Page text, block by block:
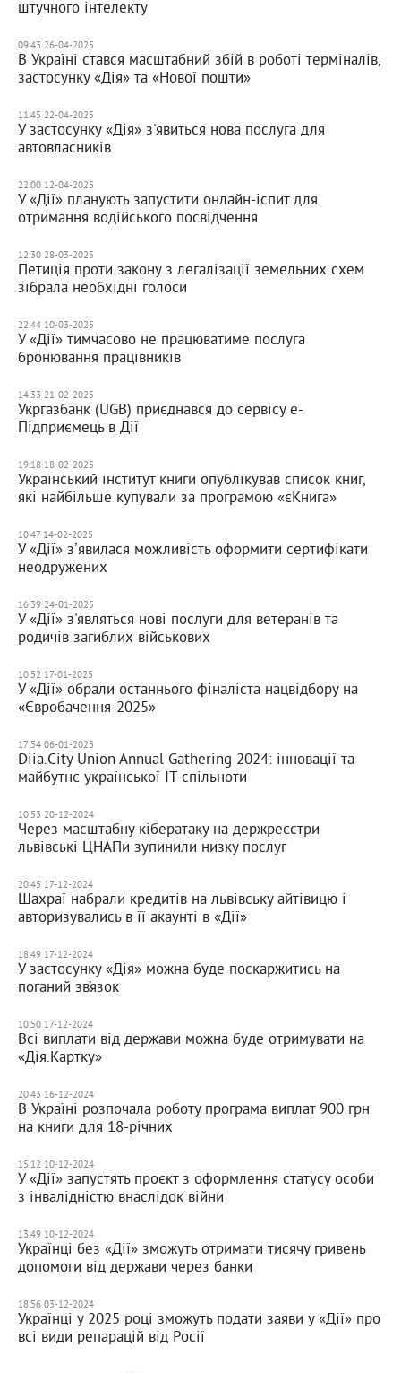
штучного інтелекту
09:43 26-04-2025
В Україні стався масштабний збій в роботі терміналів,
застосунку «Дія» та «Нової пошти»
11:45 22-04-2025
У застосунку «Дія» з'явиться нова послуга для
автовласників
22:00 12-04-2025
У «Дії» планують запустити онлайн-іспит для
отримання водійського посвідчення
12:30 28-03-2025
Петиція проти закону з легалізації земельних схем
зібрала необхідні голоси
22:44 10-03-2025
У «Дії» тимчасово не працюватиме послуга
бронювання працівників
14:33 21-02-2025
Укргазбанк (UGB) приєднався до сервісу е-
Підприємець в Дії
19:18 18-02-2025
Український інститут книги опублікував список книг,
які найбільше купували за програмою «єКнига»
10:47 14-02-2025
У «Дії» зʼявилася можливість оформити сертифікати
неодружених
16:39 24-01-2025
У «Дії» з'являться нові послуги для ветеранів та
родичів загиблих військових
10:52 17-01-2025
У «Дії» обрали останнього фіналіста нацвідбору на
«Євробачення-2025»
17:54 06-01-2025
Diia.City Union Annual Gathering 2024: інновації та
майбутнє української IT-спільноти
10:53 20-12-2024
Через масштабну кібератаку на держреєстри
львівські ЦНАПи зупинили низку послуг
20:45 17-12-2024
Шахраї набрали кредитів на львівську айтівицю і
авторизувались в її акаунті в «Дії»
18:49 17-12-2024
У застосунку «Дія» можна буде поскаржитись на
поганий зв’язок
10:50 17-12-2024
Всі виплати від держави можна буде отримувати на
«Дія.Картку»
20:43 16-12-2024
В Україні розпочала роботу програма виплат 900 грн
на книги для 18-річних
15:12 10-12-2024
У «Дії» запустять проєкт з оформлення статусу особи
з інвалідністю внаслідок війни
13:49 10-12-2024
Українці без «Дії» зможуть отримати тисячу гривень
допомоги від держави через банки
18:56 03-12-2024
Українці у 2025 році зможуть подати заяви у «Дії» про
всі види репарацій від Росії